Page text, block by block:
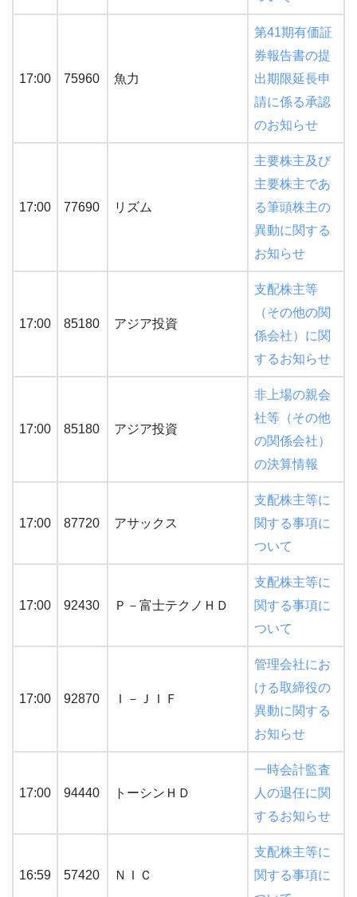
17:00 75960 魚力
第41期有価証
券報告書の提
出期限延長申
請に係る承認
のお知らせ
17:00 77690 リズム
主要株主及び
主要株主であ
る筆頭株主の
異動に関する
お知らせ
17:00 85180 アジア投資
支配株主等
（その他の関
係会社）に関
するお知らせ
17:00 85180 アジア投資
非上場の親会
社等（その他
の関係会社）
の決算情報
17:00 87720 アサックス
支配株主等に
関する事項に
ついて
17:00 92430 Ｐ－富士テクノＨＤ
支配株主等に
関する事項に
ついて
17:00 92870 Ｉ－ＪＩＦ
管理会社にお
ける取締役の
異動に関する
お知らせ
17:00 94440 トーシンＨＤ
一時会計監査
人の退任に関
するお知らせ
16:59 57420 ＮＩＣ
支配株主等に
関する事項に